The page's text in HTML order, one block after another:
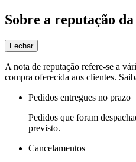
Sobre a reputação
Fechar
A nota de reputação refere-se a
compra oferecida aos clientes.
Pedidos entregues no prazo
Pedidos que foram
previsto.
Cancelamentos